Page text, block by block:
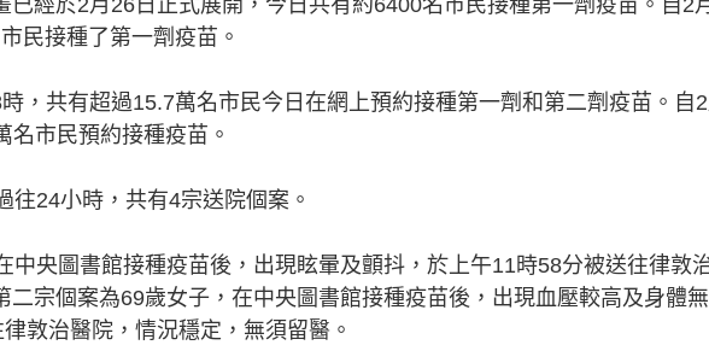
已經於2月26日正式展開，今日共有約6400名市民接種第一劑疫苗。自2
民接種了第一劑疫苗。
，共有超過15.7萬名市民今日在網上預約接種第一劑和第二劑疫苗。自2
名市民預約接種疫苗。
往24小時，共有4宗送院個案。
中央圖書館接種疫苗後，出現眩暈及顫抖，於上午11時58分被送往律敦
二宗個案為69歲女子，在中央圖書館接種疫苗後，出現血壓較高及身體無
敦治醫院，情況穩定，無須留醫。